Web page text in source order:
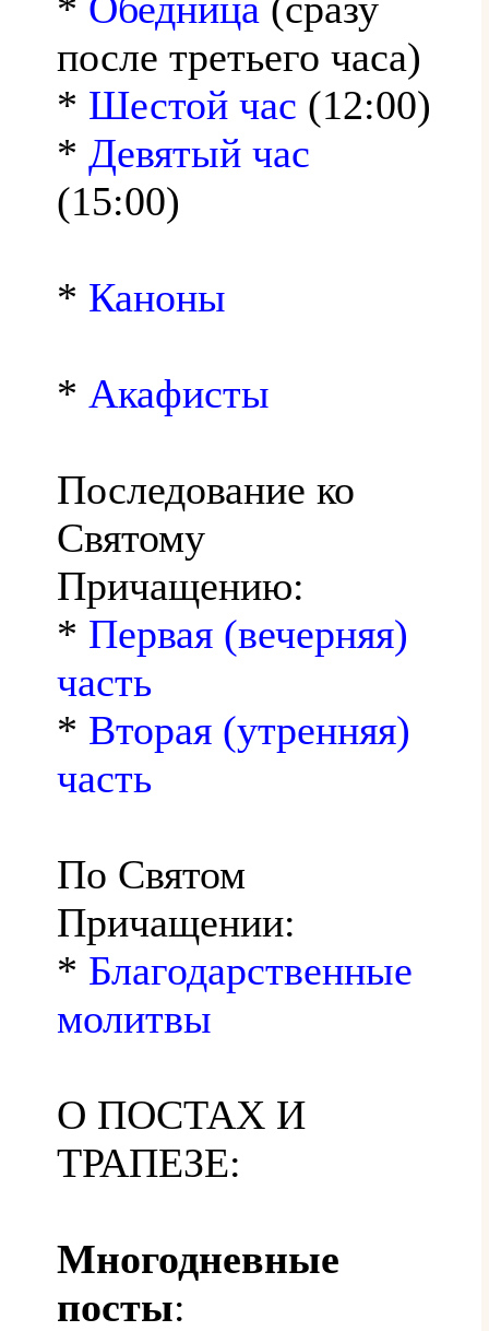
после третьего часа)
* Шестой час (12:00)
* Девятый час
(15:00)
* Каноны
* Акафисты
Последование ко
Святому
Причащению:
* Первая (вечерняя)
часть
* Вторая (утренняя)
часть
По Святом
Причащении:
* Благодарственные
молитвы
О ПОСТАХ И
ТРАПЕЗЕ:
Многодневные
посты: